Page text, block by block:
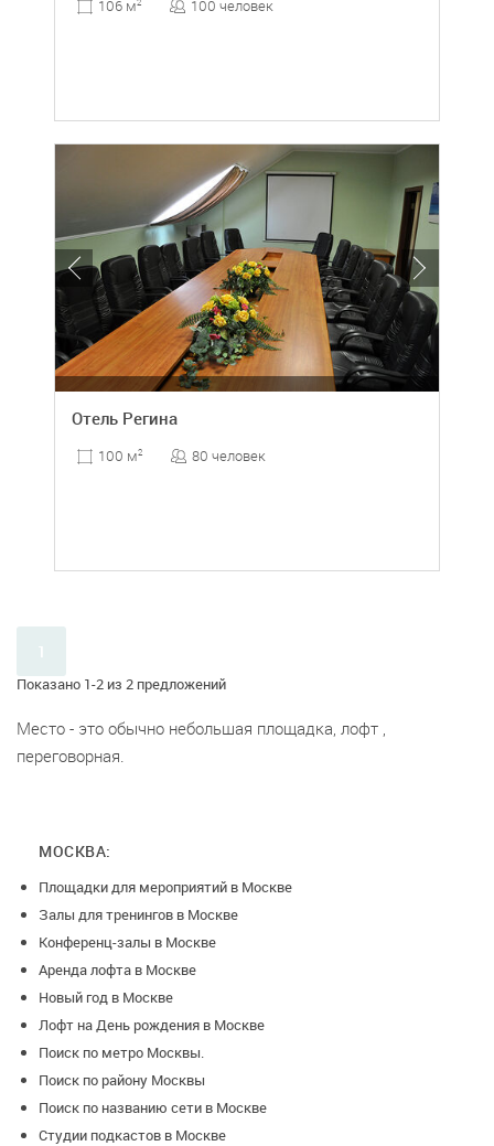
106 м2 100 человек
Отель Регина
100 м2 80 человек
Показано 1-2 из 2 предложений
1
Место - это обычно небольшая площадка, лофт ,
переговорная.
МОСКВА:
Площадки для мероприятий в Москве
Залы для тренингов в Москве
Конференц-залы в Москве
Аренда лофта в Москве
Новый год в Москве
Лофт на День рождения в Москве
Поиск по метро Москвы.
Поиск по району Москвы
Поиск по названию сети в Москве
Студии подкастов в Москве